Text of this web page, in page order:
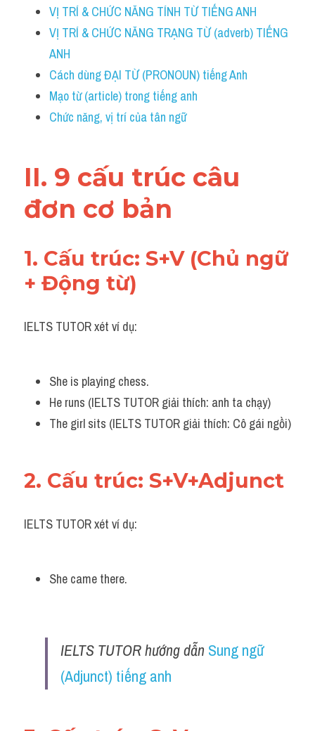
Report đề thi thật IELTS
Advice
IELTS Advice
Đề thi thật Task 2
Speaking
Writing
Homepage
VỊ TRÍ & CHỨC NĂNG TÍNH TỪ TIẾNG ANH
VỊ TRÍ & CHỨC NĂNG TRẠNG TỪ (adverb) TIẾNG
ANH
Cách dùng ĐẠI TỪ (PRONOUN) tiếng Anh
Mạo từ (article) trong tiếng anh
Chức năng, vị trí của tân ngữ
II. 9 cấu trúc câu
đơn cơ bản
1. Cấu trúc: S+V (Chủ ngữ
+ Động từ)
IELTS TUTOR xét ví dụ:
She is playing chess.
He runs (IELTS TUTOR giải thích: anh ta chạy)
The girl sits (IELTS TUTOR giải thích: Cô gái ngồi)
2. Cấu trúc: S+V+Adjunct
IELTS TUTOR xét ví dụ:
She came there.
IELTS TUTOR hướng dẫn Sung ngữ
(Adjunct) tiếng anh